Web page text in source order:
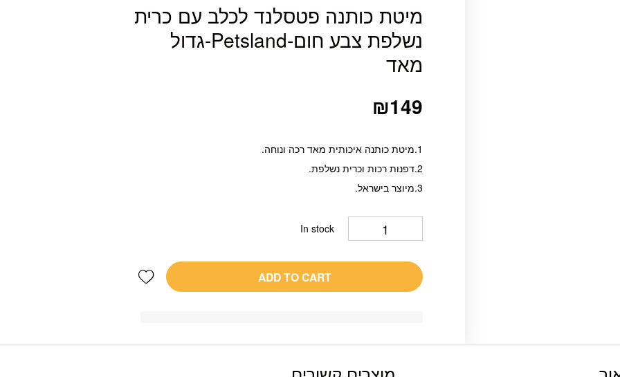
מיטת כותנה פטסלנד לכלב עם כרית
נשלפת צבע חום-Petsland-גדול
מאד
₪149
1.מיטת כותנה איכותית מאד רכה ונוחה.
2.דפנות רכות וכרית נשלפת.
3.מיוצר בישראל.
In stock
ADD TO CART
Add wishlist